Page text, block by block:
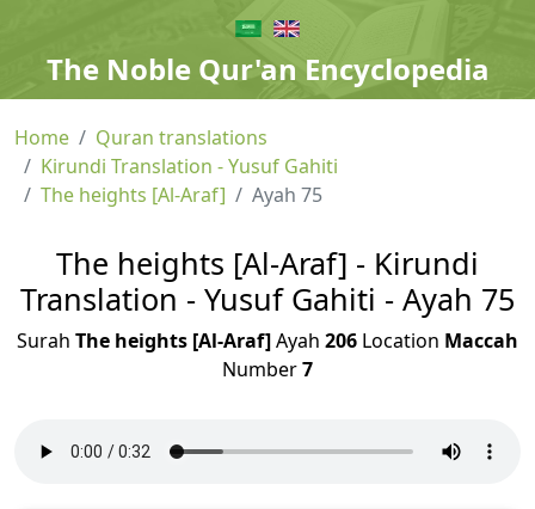
The Noble Qur'an Encyclopedia
Home
Quran translations
Kirundi Translation - Yusuf Gahiti
The heights [Al-Araf]
Ayah 75
The heights [Al-Araf] - Kirundi
Translation - Yusuf Gahiti - Ayah 75
Surah The heights [Al-Araf]Ayah 206 Location Maccah
Number7